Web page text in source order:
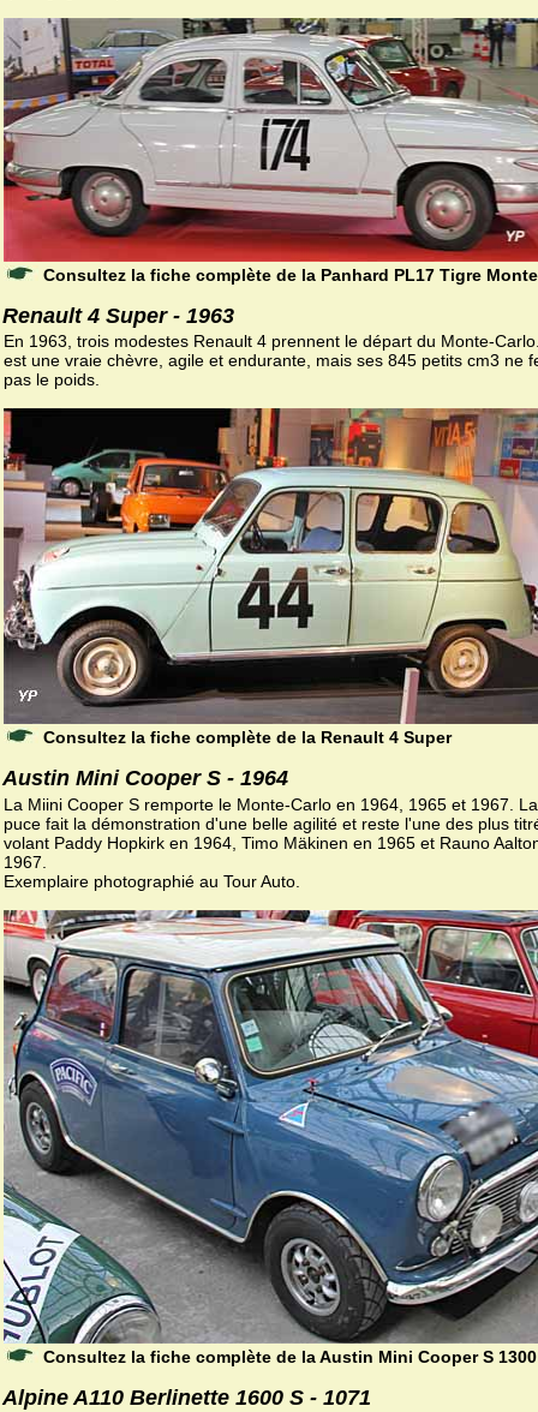
Consultez la fiche complète de la Panhard PL17 Tigre
Renault 4 Super - 1963
En 1963, trois modestes Renault 4 prennent le départ du Monte-
est une vraie chèvre, agile et endurante, mais ses 845 petits cm3 ne
pas le poids.
Consultez la fiche complète de la Renault 4 Super
Austin Mini Cooper S - 1964
La Miini Cooper S remporte le Monte-Carlo en 1964, 1965 et 1967.
puce fait la démonstration d'une belle agilité et reste l'une des plus
volant Paddy Hopkirk en 1964, Timo Mäkinen en 1965 et Rauno
1967.
Exemplaire photographié au Tour Auto.
Consultez la fiche complète de la Austin Mini Cooper S 1300
Alpine A110 Berlinette 1600 S - 1071